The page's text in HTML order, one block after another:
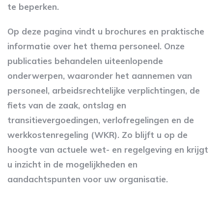
te beperken.
Op deze pagina vindt u brochures en praktische
informatie over het thema personeel. Onze
publicaties behandelen uiteenlopende
onderwerpen, waaronder het aannemen van
personeel, arbeidsrechtelijke verplichtingen, de
fiets van de zaak, ontslag en
transitievergoedingen, verlofregelingen en de
werkkostenregeling (WKR). Zo blijft u op de
hoogte van actuele wet- en regelgeving en krijgt
u inzicht in de mogelijkheden en
aandachtspunten voor uw organisatie.